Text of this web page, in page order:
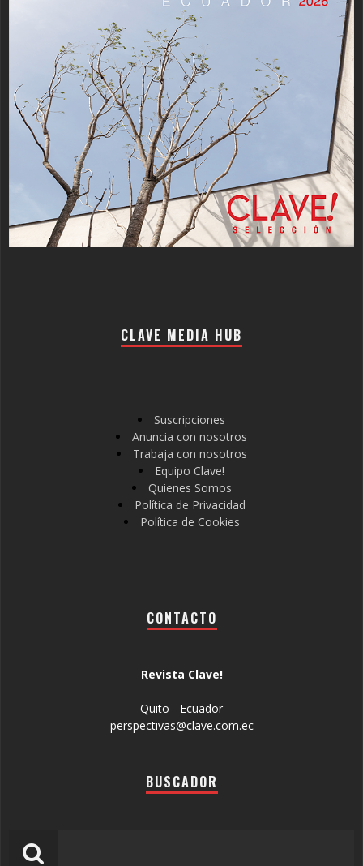
CLAVE MEDIA HUB
Suscripciones
Anuncia con nosotros
Trabaja con nosotros
Equipo Clave!
Quienes Somos
Política de Privacidad
Política de Cookies
CONTACTO
Revista Clave!
Quito - Ecuador
perspectivas@clave.com.ec
BUSCADOR